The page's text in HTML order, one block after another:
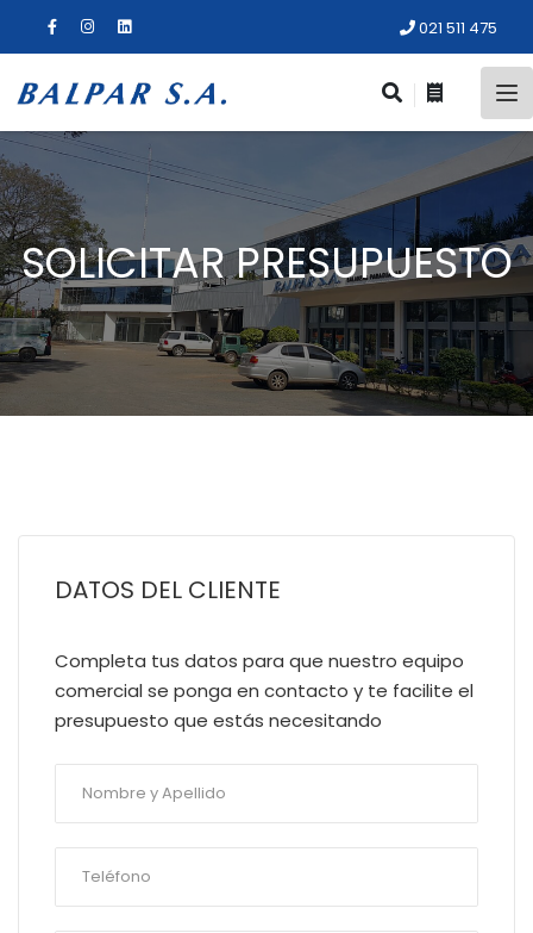
021 511 475
SOLICITAR PRESUPUESTO
DATOS DEL CLIENTE
Completa tus datos para que nuestro equipo
comercial se ponga en contacto y te facilite el
presupuesto que estás necesitando